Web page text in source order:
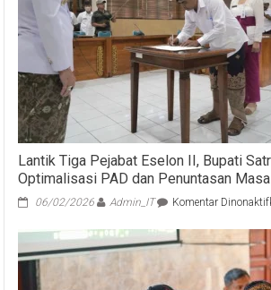
Lantik Tiga Pejabat Eselon II, Bupati
Optimalisasi PAD dan Penuntasan
06/02/2026 Admin_IT Komentar